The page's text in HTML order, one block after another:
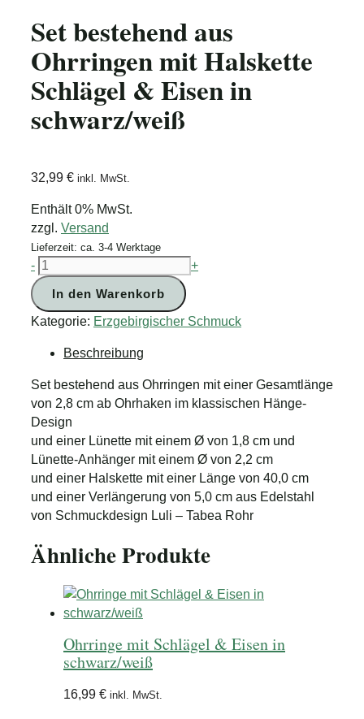
Set bestehend aus
Ohrringen mit Halskette
Schlägel & Eisen in
schwarz/weiß
32,99 € inkl. MwSt.
Enthält 0% MwSt.
zzgl. Versand
Lieferzeit: ca. 3-4 Werktage
- Set
bestehend
aus
Ohrringen
Halskette
Schlägel
Eisen
schwarz/weiß
Menge
+
In den Warenkorb
Kategorie: Erzgebirgischer Schmuck
Beschreibung
Set bestehend aus Ohrringen mit einer Gesamtlänge
von 2,8 cm ab Ohrhaken im klassischen Hänge-
Design
und einer Lünette mit einem Ø von 1,8 cm und
Lünette-Anhänger mit einem Ø von 2,2 cm
und einer Halskette mit einer Länge von 40,0 cm
und einer Verlängerung von 5,0 cm aus Edelstahl
von Schmuckdesign Luli – Tabea Rohr
Ähnliche Produkte
Ohrringe mit Schlägel & Eisen in
schwarz/weiß
16,99 € inkl. MwSt.